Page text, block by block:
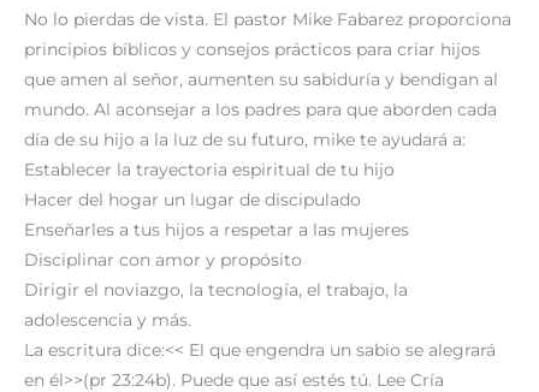
No lo pierdas de vista. El pastor Mike Fabarez proporciona
principios bíblicos y consejos prácticos para criar hijos
que amen al señor, aumenten su sabiduría y bendigan al
mundo. Al aconsejar a los padres para que aborden cada
día de su hijo a la luz de su futuro, mike te ayudará a:
Establecer la trayectoria espiritual de tu hijo
Hacer del hogar un lugar de discipulado
Enseñarles a tus hijos a respetar a las mujeres
Disciplinar con amor y propósito
Dirigir el noviazgo, la tecnología, el trabajo, la
adolescencia y más.
La escritura dice:<< El que engendra un sabio se alegrará
en él>>(pr 23:24b). Puede que así estés tú. Lee Cría